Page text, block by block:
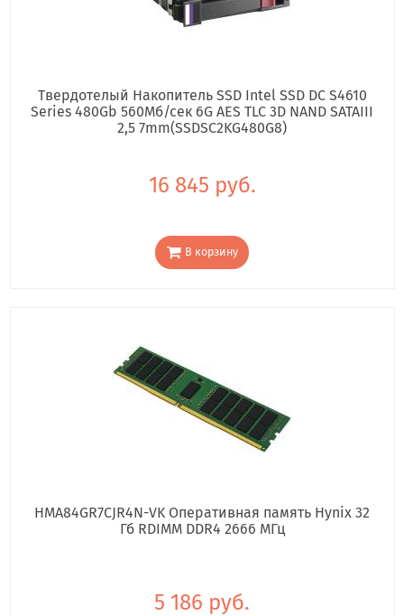
Твердотелый Накопитель SSD Intel SSD DC S4610
Series 480Gb 560Мб/сек 6G AES TLC 3D NAND SATAIII
2,5 7mm(SSDSC2KG480G8)
16 845 руб.
В корзину
HMA84GR7CJR4N-VK Оперативная память Hynix 32
Гб RDIMM DDR4 2666 МГц
5 186 руб.